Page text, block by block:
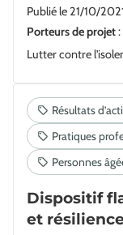
Publié le 21/10/
Porteurs de projet
Lutter contre
Dispositif
et